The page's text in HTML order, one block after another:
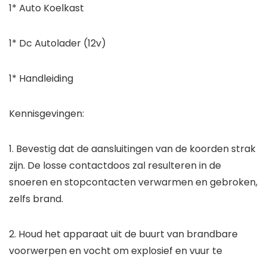
1* Auto Koelkast
1* Dc Autolader (12v)
1* Handleiding
Kennisgevingen:
1. Bevestig dat de aansluitingen van de koorden strak
zijn. De losse contactdoos zal resulteren in de
snoeren en stopcontacten verwarmen en gebroken,
zelfs brand.
2. Houd het apparaat uit de buurt van brandbare
voorwerpen en vocht om explosief en vuur te